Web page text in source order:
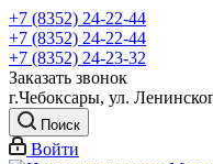
+7 (8352) 24-22-44
+7 (8352) 24-22-44
+7 (8352) 24-23-32
Заказать звонок
г.Чебоксары, ул.
Поиск
Войти